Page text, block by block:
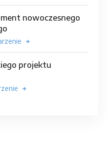
nowoczesnego
projektu